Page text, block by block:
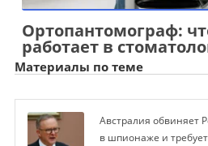
Ортопантомограф:
работает в
Материалы по теме
Австралия обвиняет
в шпионаже и требует